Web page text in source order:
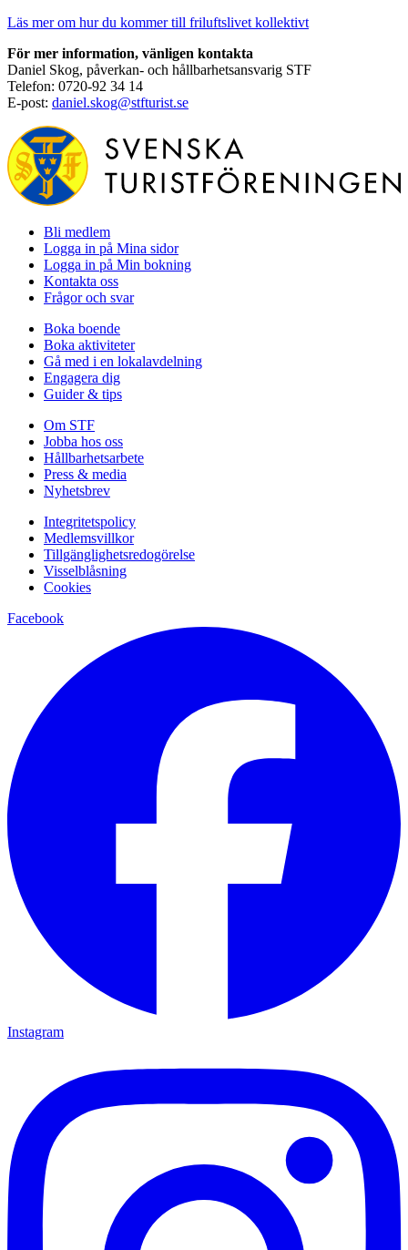
Läs mer om hur du kommer till friluftslivet kollektivt
För mer information, vänligen kontakta
Daniel Skog, påverkan- och hållbarhetsansvarig STF
Telefon: 0720-92 34 14
E-post: daniel.skog@stfturist.se
Bli medlem
Logga in på Mina sidor
Logga in på Min bokning
Kontakta oss
Frågor och svar
Boka boende
Boka aktiviteter
Gå med i en lokalavdelning
Engagera dig
Guider & tips
Om STF
Jobba hos oss
Hållbarhetsarbete
Press & media
Nyhetsbrev
Integritetspolicy
Medlemsvillkor
Tillgänglighetsredogörelse
Visselblåsning
Cookies
Facebook
Instagram